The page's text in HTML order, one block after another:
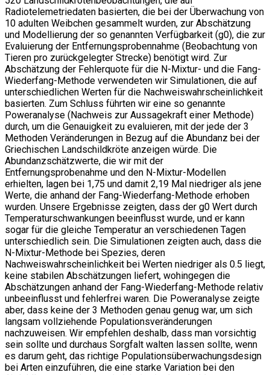
Radiotelemetriedaten basierten, die bei der Überwachung von
10 adulten Weibchen gesammelt wurden, zur Abschätzung
und Modellierung der so genannten Verfügbarkeit (g0), die zur
Evaluierung der Entfernungsprobennahme (Beobachtung von
Tieren pro zurückgelegter Strecke) benötigt wird. Zur
Abschätzung der Fehlerquote für die N-Mixtur- und die Fang-
Wiederfang-Methode verwendeten wir Simulationen, die auf
unterschiedlichen Werten für die Nachweiswahrscheinlichkeit
basierten. Zum Schluss führten wir eine so genannte
Poweranalyse (Nachweis zur Aussagekraft einer Methode)
durch, um die Genauigkeit zu evaluieren, mit der jede der 3
Methoden Veränderungen in Bezug auf die Abundanz bei der
Griechischen Landschildkröte anzeigen würde. Die
Abundanzschätzwerte, die wir mit der
Entfernungsprobenahme und den N-Mixtur-Modellen
erhielten, lagen bei 1,75 und damit 2,19 Mal niedriger als jene
Werte, die anhand der Fang-Wiederfang-Methode erhoben
wurden. Unsere Ergebnisse zeigten, dass der g0 Wert durch
Temperaturschwankungen beeinflusst wurde, und er kann
sogar für die gleiche Temperatur an verschiedenen Tagen
unterschiedlich sein. Die Simulationen zeigten auch, dass die
N-Mixtur-Methode bei Spezies, deren
Nachweiswahrscheinlichkeit bei Werten niedriger als 0.5 liegt,
keine stabilen Abschätzungen liefert, wohingegen die
Abschätzungen anhand der Fang-Wiederfang-Methode relativ
unbeeinflusst und fehlerfrei waren. Die Poweranalyse zeigte
aber, dass keine der 3 Methoden genau genug war, um sich
langsam vollziehende Populationsveränderungen
nachzuweisen. Wir empfehlen deshalb, dass man vorsichtig
sein sollte und durchaus Sorgfalt walten lassen sollte, wenn
es darum geht, das richtige Populationsüberwachungsdesign
bei Arten einzuführen, die eine starke Variation bei den